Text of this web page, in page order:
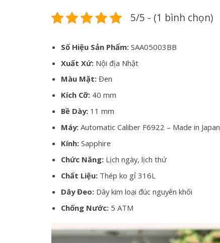
5/5 - (1 bình chọn)
Số Hiệu Sản Phẩm: SAA05003BB
Xuất Xứ: Nội địa Nhật
Màu Mặt: Đen
Kích Cỡ: 40 mm
Bề Dày: 11 mm
Máy: Automatic Caliber F6922 – Made in Japan
Kính: Sapphire
Chức Năng: Lịch ngày, lịch thứ
Chất Liệu: Thép ko gỉ 316L
Dây Đeo: Dây kim loại đúc nguyên khối
Chống Nước: 5 ATM